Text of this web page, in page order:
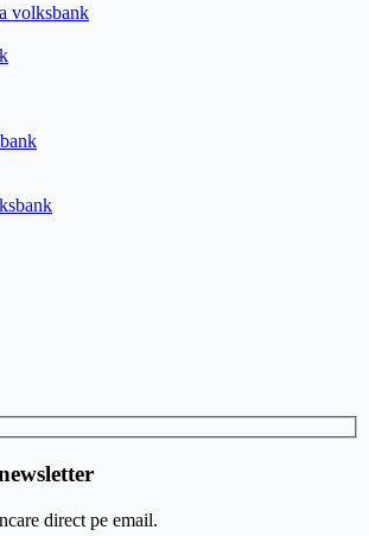
volksbank
direct pe email.